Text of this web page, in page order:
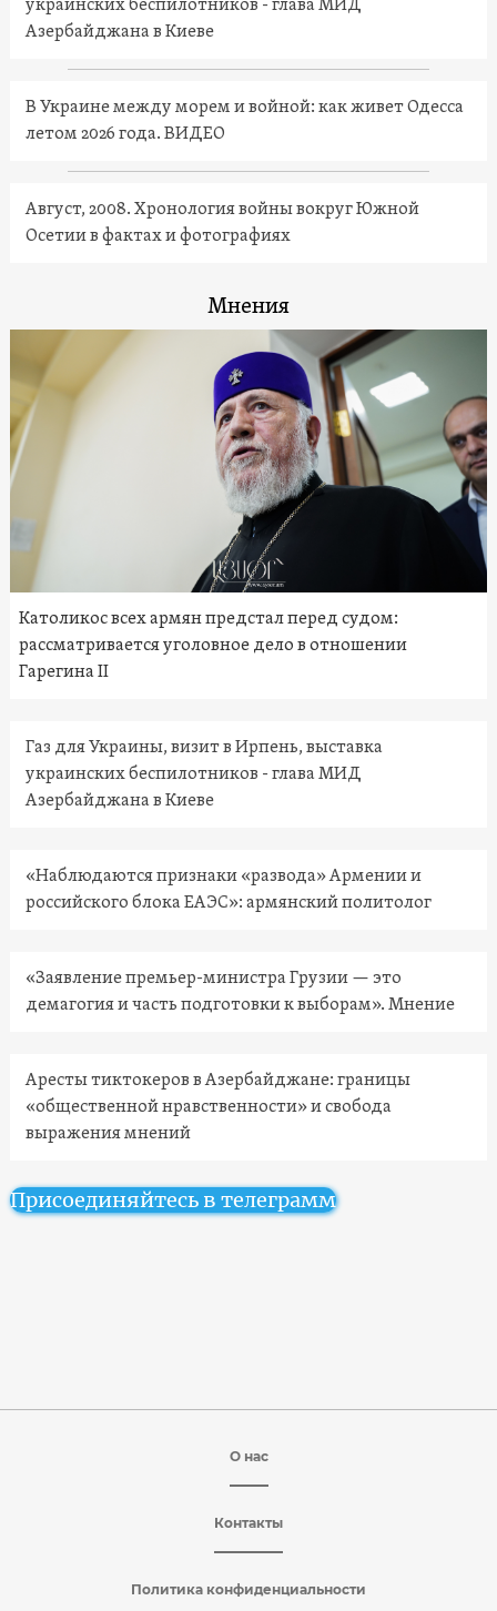
украинских беспилотников - глава МИД
Азербайджана в Киеве
В Украине между морем и войной: как живет Одесса
летом 2026 года. ВИДЕО
Август, 2008. Хронология войны вокруг Южной
Осетии в фактах и фотографиях
Мнения
Католикос всех армян предстал перед судом:
рассматривается уголовное дело в отношении
Гарегина II
Газ для Украины, визит в Ирпень, выставка
украинских беспилотников - глава МИД
Азербайджана в Киеве
«Наблюдаются признаки «развода» Армении и
российского блока ЕАЭС»: армянский политолог
«Заявление премьер-министра Грузии — это
демагогия и часть подготовки к выборам». Мнение
Аресты тиктокеров в Азербайджане: границы
«общественной нравственности» и свобода
выражения мнений
Присоединяйтесь в телеграмм
О нас
Контакты
Политика конфиденциальности